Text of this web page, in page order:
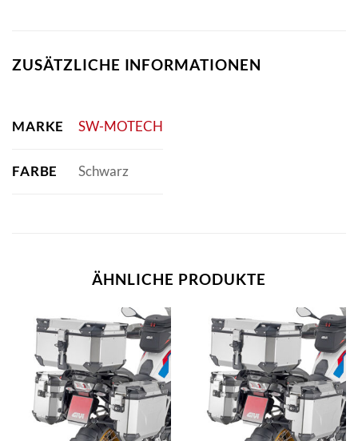
ZUSÄTZLICHE INFORMATIONEN
MARKE SW-MOTECH
FARBE Schwarz
ÄHNLICHE PRODUKTE